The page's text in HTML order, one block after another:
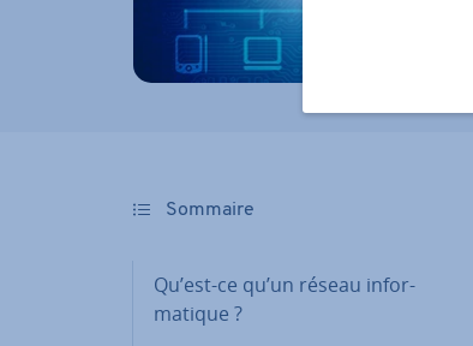
Sommaire
Qu’est-ce qu’un réseau in­for­
ma­tique ?